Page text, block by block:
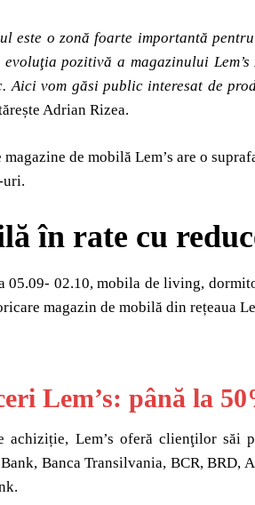
este o zonă foarte importantă
pozitivă a magazinului
Aici vom găsi public interesat de
Adrian Rizea.
magazine de mobilă Lem’s are o
uri.
în rate cu
05.09- 02.10, mobila de living,
magazin de mobilă din rețeaua
Lem’s: până la
achiziție, Lem’s oferă clienţilor săi
Banca Transilvania, BCR, BRD,